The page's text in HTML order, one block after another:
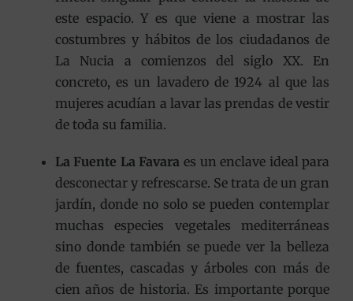
este espacio. Y es que viene a mostrar las
costumbres y hábitos de los ciudadanos de
La Nucia a comienzos del siglo XX. En
concreto, es un lavadero de 1924 al que las
mujeres acudían a lavar las prendas de vestir
de toda su familia.
La Fuente La Favara es un enclave ideal para
desconectar y refrescarse. Se trata de un gran
jardín, donde no solo se pueden contemplar
muchas especies vegetales mediterráneas
sino donde también se puede ver la belleza
de fuentes, cascadas y árboles con más de
cien años de historia. Es importante porque